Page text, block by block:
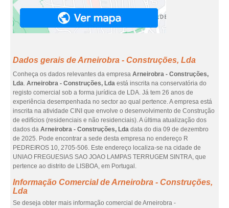
Dados gerais de Arneirobra - Construções, Lda
Conheça os dados relevantes da empresa Arneirobra - Construções,
Lda. Arneirobra - Construções, Lda está inscrita na conservatória do
registo comercial sob a forma jurídica de LDA. Já tem 26 anos de
experiência desempenhada no sector ao qual pertence. A empresa está
inscrita na atividade CINI que envolve o desenvolvimento de Construção
de edifícios (residenciais e não residenciais). A última atualização dos
dados da Arneirobra - Construções, Lda data do dia 09 de dezembro
de 2025. Pode encontrar a sede desta empresa no endereço R
PEDREIROS 10, 2705-506. Este endereço localiza-se na cidade de
UNIAO FREGUESIAS SAO JOAO LAMPAS TERRUGEM SINTRA, que
pertence ao distrito de LISBOA, em Portugal.
Informação Comercial de Arneirobra - Construções,
Lda
Se deseja obter mais informação comercial de Arneirobra -